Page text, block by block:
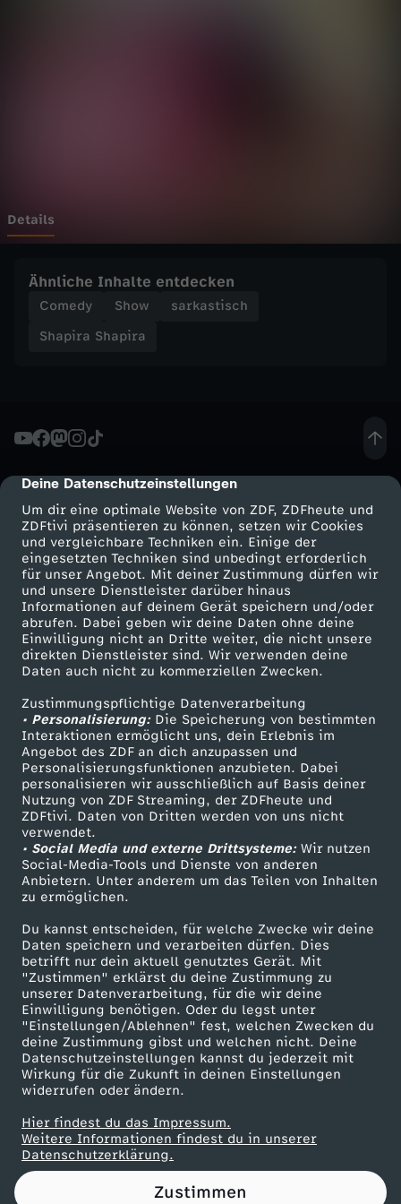
cmp-dialog-description
Deine Datenschutzeinstellungen
Um dir eine optimale Website von ZDF, ZDFheute und
ZDFtivi präsentieren zu können, setzen wir Cookies
und vergleichbare Techniken ein. Einige der
eingesetzten Techniken sind unbedingt erforderlich
für unser Angebot. Mit deiner Zustimmung dürfen wir
und unsere Dienstleister darüber hinaus
Informationen auf deinem Gerät speichern und/oder
abrufen. Dabei geben wir deine Daten ohne deine
Einwilligung nicht an Dritte weiter, die nicht unsere
direkten Dienstleister sind. Wir verwenden deine
Daten auch nicht zu kommerziellen Zwecken.
Zustimmungspflichtige Datenverarbeitung
• Personalisierung:Die Speicherung von bestimmten
Interaktionen ermöglicht uns, dein Erlebnis im
Angebot des ZDF an dich anzupassen und
Personalisierungsfunktionen anzubieten. Dabei
personalisieren wir ausschließlich auf Basis deiner
Nutzung von ZDF Streaming, der ZDFheute und
ZDFtivi. Daten von Dritten werden von uns nicht
verwendet.
• Social Media und externe Drittsysteme:Wir nutzen
Social-Media-Tools und Dienste von anderen
Anbietern. Unter anderem um das Teilen von Inhalten
zu ermöglichen.
Du kannst entscheiden, für welche Zwecke wir deine
Daten speichern und verarbeiten dürfen. Dies
betrifft nur dein aktuell genutztes Gerät. Mit
"Zustimmen" erklärst du deine Zustimmung zu
unserer Datenverarbeitung, für die wir deine
Einwilligung benötigen. Oder du legst unter
"Einstellungen/Ablehnen" fest, welchen Zwecken du
deine Zustimmung gibst und welchen nicht. Deine
Datenschutzeinstellungen kannst du jederzeit mit
Wirkung für die Zukunft in deinen Einstellungen
widerrufen oder ändern.
Hier findest du das Impressum.
Weitere Informationen findest du in unserer
Datenschutzerklärung.
Zustimmen
r
-
r
l
i
e
b
t
e
S
p
r
a
c
h
n
a
c
h
r
Details
Ähnliche Inhalte entdecken
Comedy Show
sarkastisch
Shapira Shapira
Mehr ZDF
ZDF-Apps
Smart TV
ZDFtext
Livestreams
Sendungen A-Z
TV-Programm
Service
ZDFmitreden
Kontakt zum ZDF
Tickets
Zuschauerservice
Hilfe
ZDF Unternehmen
Karriere
ZDF goes Schule
Werbefernsehen
Mainzelmännchen
Partner